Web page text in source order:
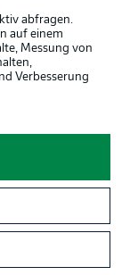
20 %
abfragen.
auf einem
Messung von
Verbesserung